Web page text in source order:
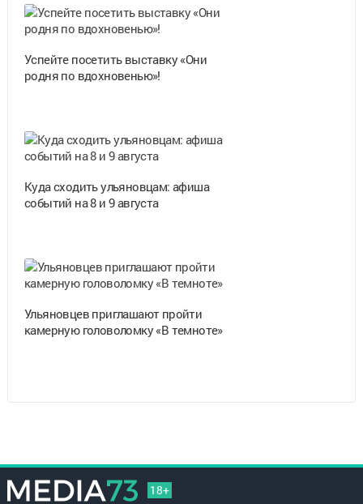
Успейте посетить выставку «Они
родня по вдохновенью»!
Куда сходить ульяновцам: афиша
событий на 8 и 9 августа
Ульяновцев приглашают пройти
камерную головоломку «В темноте»
18+